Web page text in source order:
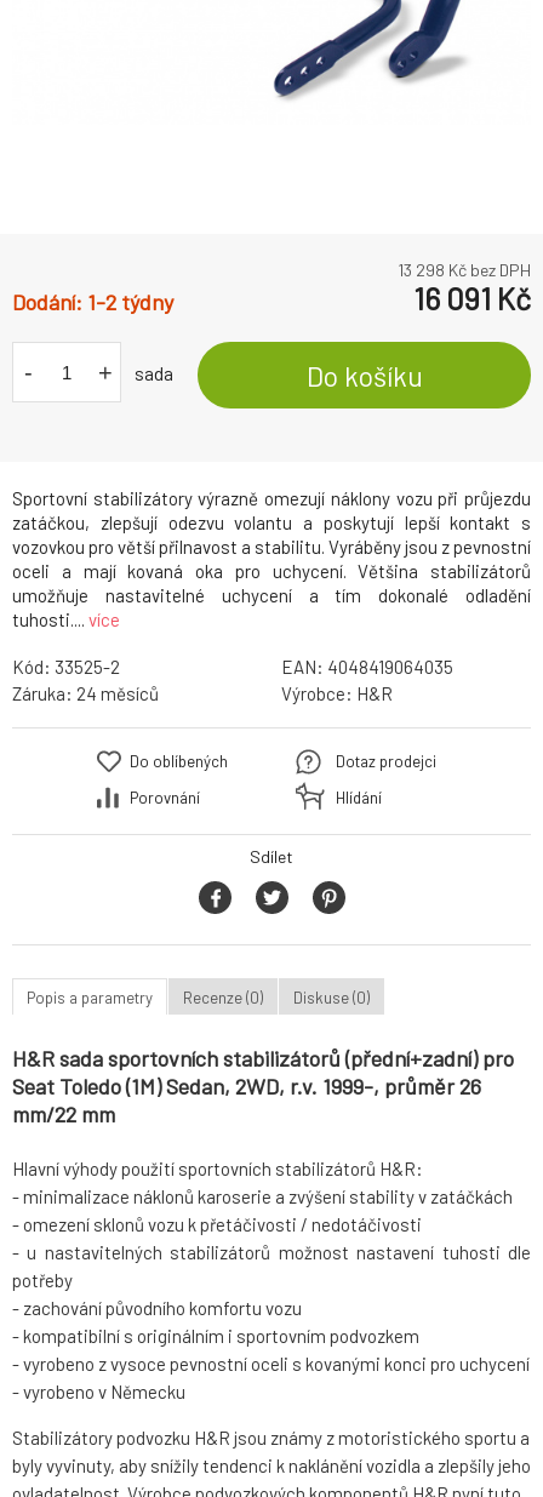
Sportovní stabilizátory výrazně omezují náklony vozu při průjezdu
zatáčkou, zlepšují odezvu volantu a poskytují lepší kontakt s
vozovkou pro větší přilnavost a stabilitu. Vyráběny jsou z pevnostní
oceli a mají kovaná oka pro uchycení. Většina stabilizátorů
umožňuje nastavitelné uchycení a tím dokonalé odladění
tuhosti.... více
13 298 Kč bez DPH
1-2 týdny 16 091 Kč
- + sada Do košíku
Kód: 33525-2 EAN: 4048419064035
Záruka: 24 Výrobce: H&R
Do oblíbených
Porovnání
Dotaz prodejci
Hlídání
Sdílet
Popis a parametry Recenze (0) Diskuse (0)
H&R sada sportovních stabilizátorů (přední+zadní) pro
Seat Toledo (1M) Sedan, 2WD, r.v. 1999-, průměr 26
mm/22 mm
Hlavní výhody použití sportovních stabilizátorů H&R:
- minimalizace náklonů karoserie a zvýšení stability v zatáčkách
- omezení sklonů vozu k přetáčivosti / nedotáčivosti
- u nastavitelných stabilizátorů možnost nastavení tuhosti dle
potřeby
- zachování původního komfortu vozu
- kompatibilní s originálním i sportovním podvozkem
- vyrobeno z vysoce pevnostní oceli s kovanými konci pro uchycení
- vyrobeno v Německu
Stabilizátory podvozku H&R jsou známy z motoristického sportu a
byly vyvinuty, aby snížily tendenci k naklánění vozidla a zlepšily jeho